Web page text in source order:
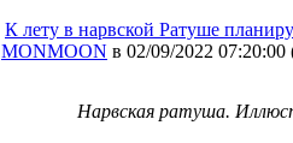
К лету в нарвской Ратуше
MONMOON в 02/09/2022 07:20:00
Нарвская ратуша.